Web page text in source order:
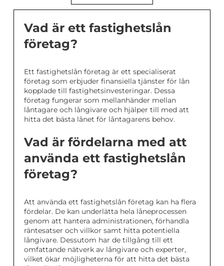
Vad är ett fastighetslån
företag?
Ett fastighetslån företag är ett specialiserat
företag som erbjuder finansiella tjänster för lån
kopplade till fastighetsinvesteringar. Dessa
företag fungerar som mellanhänder mellan
låntagare och långivare och hjälper till med att
hitta det bästa lånet för låntagarens behov.
Vad är fördelarna med att
använda ett fastighetslån
företag?
Att använda ett fastighetslån företag kan ha flera
fördelar. De kan underlätta hela låneprocessen
genom att hantera administrationen, förhandla
räntesatser och villkor samt hitta potentiella
långivare. Dessutom har de tillgång till ett
omfattande nätverk av långivare och experter,
vilket ökar möjligheterna för att hitta det bästa